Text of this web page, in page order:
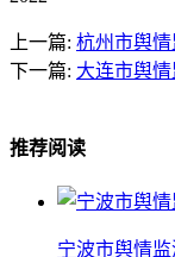
上一篇: 杭州市舆情
下一篇: 大连市舆情
推荐阅读
宁波市舆情监